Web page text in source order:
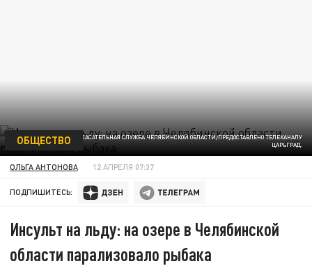
ФОТО: ПОИСКОВО-СПАСАТЕЛЬНАЯ СЛУЖБА ЧЕЛЯБИНСКОЙ ОБЛАСТИ/ПРЕДОСТАВЛЕНО ТЕЛЕКАНАЛУ
ЦАРЬГРАД.
ОБЩЕСТВО
ОЛЬГА АНТОНОВА 12 АПРЕЛЯ 07:37
ПОДПИШИТЕСЬ:
Инсульт на льду: на озере в Челябинской
области парализовало рыбака